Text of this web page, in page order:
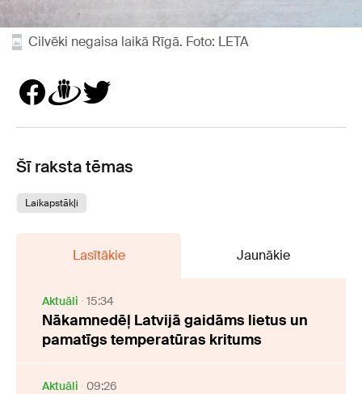
Cilvēki negaisa laikā Rīgā. Foto: LETA
Šī raksta tēmas
Laikapstākļi
Lasītākie Jaunākie
Aktuāli 15:34
Nākamnedēļ Latvijā gaidāms lietus un
pamatīgs temperatūras kritums
Aktuāli 09:26